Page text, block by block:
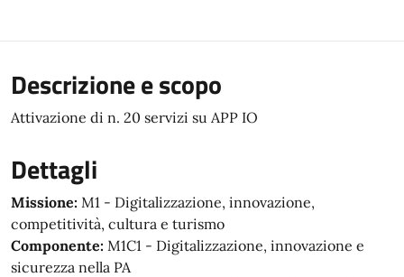
Descrizione e scopo
Attivazione di n. 20 servizi su APP IO
Dettagli
Missione M1 - Digitalizzazione, innovazione,
competitività, cultura e turismo
Componente M1C1 - Digitalizzazione, innovazione e
sicurezza nella PA